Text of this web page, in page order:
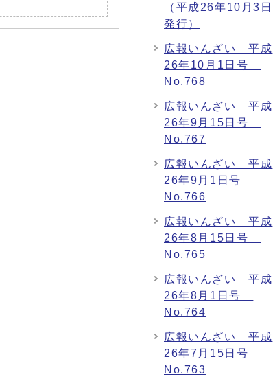
（平成26年10月3日
発行）
広報いんざい 平成
26年10月1日号
No.768
広報いんざい 平成
26年9月15日号
No.767
広報いんざい 平成
26年9月1日号
No.766
広報いんざい 平成
26年8月15日号
No.765
広報いんざい 平成
26年8月1日号
No.764
広報いんざい 平成
26年7月15日号
No.763